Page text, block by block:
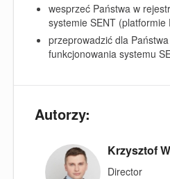
wesprzeć Państwa w
systemie SENT (platformie
przeprowadzić dla
funkcjonowania systemu
Autorzy:
Krzysztof
Director